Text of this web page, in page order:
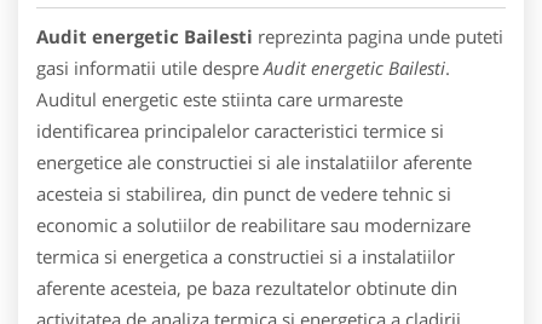
Audit energetic Bailesti reprezinta pagina unde puteti
gasi informatii utile despre Audit energetic Bailesti.
Auditul energetic este stiinta care urmareste
identificarea principalelor caracteristici termice si
energetice ale constructiei si ale instalatiilor aferente
acesteia si stabilirea, din punct de vedere tehnic si
economic a solutiilor de reabilitare sau modernizare
termica si energetica a constructiei si a instalatiilor
aferente acesteia, pe baza rezultatelor obtinute din
activitatea de analiza termica si energetica a cladirii.